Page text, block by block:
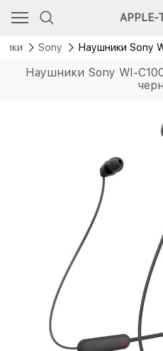
APPLE-
Sony Наушники Sony
Наушники Sony WI-